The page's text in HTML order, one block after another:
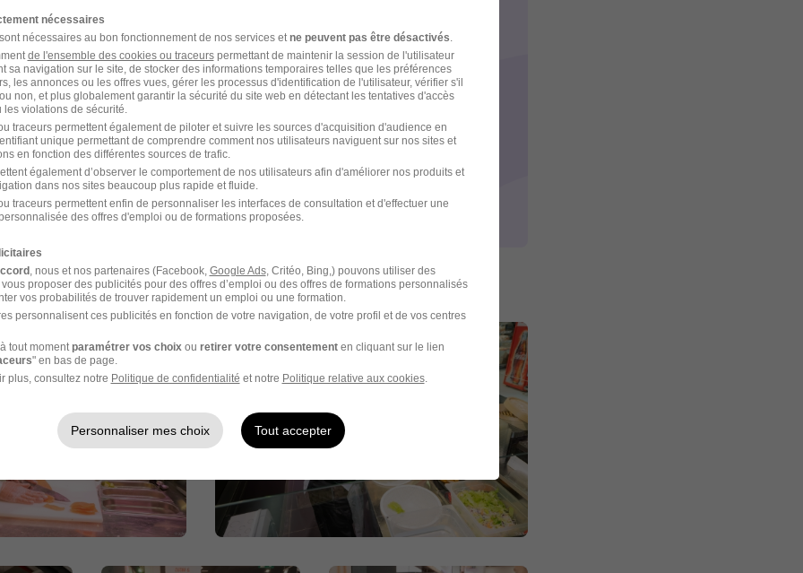
recrutement
peuvent varier selon l'offre à laquelle vous postulez.
téléphonique avec le Recruteur
ou entretien visio avec le Manager et/ou le Recruteur
ou visio avec la RRH
images
nécessaires
nécessaires au bon fonctionnement de nos services et ne peuvent pas être désactivés
de l'ensemble des cookies ou traceurspermettant de maintenir la session de l'utilisateur
sa navigation sur le site, de stocker des informations temporaires telles que les préférences
les annonces ou les offres vues, gérer les processus d'identification de l'utilisateur, vérifier s'il
non, et plus globalement garantir la sécurité du site web en détectant les tentatives d'accès
violations de sécurité.
traceurs permettent également de piloter et suivre les sources d'acquisition d'audience en
unique permettant de comprendre comment nos utilisateurs naviguent sur nos sites et
en fonction des différentes sources de trafic.
également d’observer le comportement de nos utilisateurs afin d'améliorer nos produits et
dans nos sites beaucoup plus rapide et fluide.
traceurs permettent enfin de personnaliser les interfaces de consultation et d'effectuer une
des offres d'emploi ou de formations proposées.
, nous et nos partenaires (Facebook, Google Ads, Critéo, Bing,) pouvons utiliser des
proposer des publicités pour des offres d’emploi ou des offres de formations personnalisés
vos probabilités de trouver rapidement un emploi ou une formation.
personnalisent ces publicités en fonction de votre navigation, de votre profil et de vos centres
tout moment paramétrer vos choix ou retirer votre consentementen cliquant sur le lien
" en bas de page.
plus, consultez notre Politique de confidentialité et notre Politique relative aux cookies.
Personnaliser mes choix Tout accepter